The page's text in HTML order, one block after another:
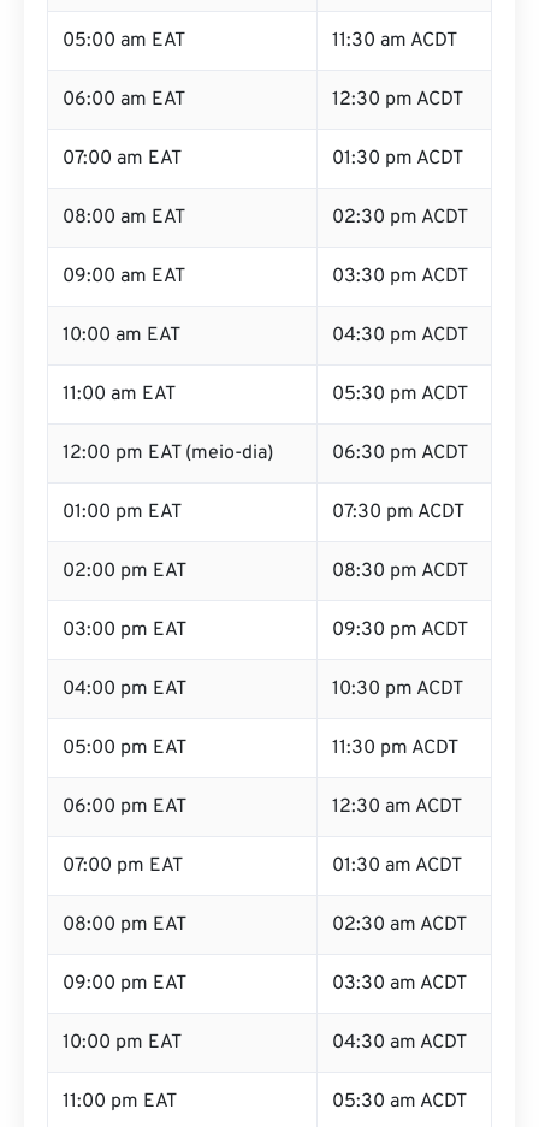
05:00 am EAT 11:30 am ACDT
06:00 am EAT 12:30 pm ACDT
07:00 am EAT 01:30 pm ACDT
08:00 am EAT 02:30 pm ACDT
09:00 am EAT 03:30 pm ACDT
10:00 am EAT 04:30 pm ACDT
11:00 am EAT 05:30 pm ACDT
12:00 pm EAT (meio-dia) 06:30 pm ACDT
01:00 pm EAT 07:30 pm ACDT
02:00 pm EAT 08:30 pm ACDT
03:00 pm EAT 09:30 pm ACDT
04:00 pm EAT 10:30 pm ACDT
05:00 pm EAT 11:30 pm ACDT
06:00 pm EAT 12:30 am ACDT
07:00 pm EAT 01:30 am ACDT
08:00 pm EAT 02:30 am ACDT
09:00 pm EAT 03:30 am ACDT
10:00 pm EAT 04:30 am ACDT
11:00 pm EAT 05:30 am ACDT